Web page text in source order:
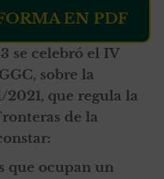
EN PDF
se celebró el IV
sobre la
que regula la
de la
que ocupan un